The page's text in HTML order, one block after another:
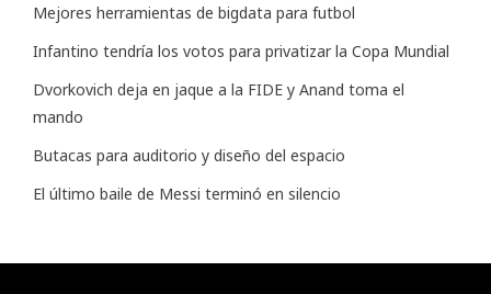
Mejores herramientas de bigdata para futbol
Infantino tendría los votos para privatizar la Copa Mundial
Dvorkovich deja en jaque a la FIDE y Anand toma el
mando
Butacas para auditorio y diseño del espacio
El último baile de Messi terminó en silencio